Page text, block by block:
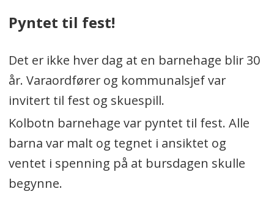
Pyntet til fest!
Det er ikke hver dag at en barnehage blir 30
år. Varaordfører og kommunalsjef var
invitert til fest og skuespill.
Kolbotn barnehage var pyntet til fest. Alle
barna var malt og tegnet i ansiktet og
ventet i spenning på at bursdagen skulle
begynne.